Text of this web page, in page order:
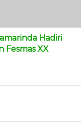
Hadiri
Fesmas XX